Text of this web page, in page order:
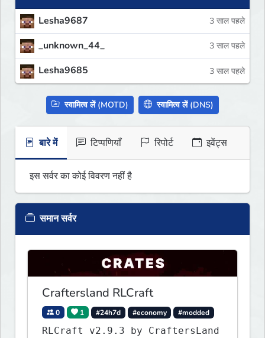
Lesha9687 3 साल पहले
_unknown_44_ 3 साल पहले
Lesha9685 3 साल पहले
स्वामित्व लें (MOTD) स्वामित्व लें (DNS)
बारे में टिप्पणियाँ रिपोर्ट इवेंट्स
इस सर्वर का कोई विवरण नहीं है
समान सर्वर
Craftersland RLCraft
0 1 #24h7d #economy #modded
RLCraft v2.9.3 by CraftersLand